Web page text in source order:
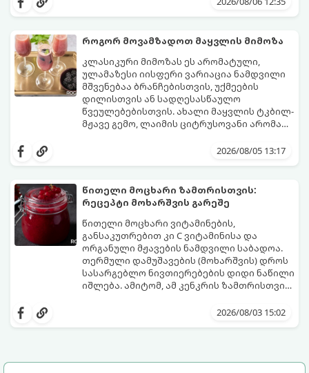
შეწვისას ფორმა იდეალურად შეინარჩუნოს
და არ დაიშალოს.
მომზადების დრო: 20 წუთი (დამატებით
მუხუდოს ჩალბობის დრო: 12-24 საათი)
შეწვის დრო: 10–15 წუთი ულუფა: 20–24 ცალი
ბურთულა (4–6 პორცია)
როგორ მოვამზადოთ მაყვლის მიმოზა
კლასიკური მიმოზას ეს არომატული,
ულამაზესი იისფერი ვარიაცია ნამდვილი
მშვენებაა ბრანჩებისთვის, უქმეების
დილისთვის ან სადღესასწაულო
წვეულებებისთვის. ახალი მაყვლის ტკბილ-
მჟავე გემო, ლაიმის ციტრუსოვანი არომატი
საოცრად დახვეწილ და მაგრილებელ
და მის მომზადებას მინიმალური
პორცია
2026/08/05 13:17
წითელი მოცხარი ზამთრისთვის:
რეცეპტი მოხარშვის გარეშე
წითელი მოცხარი ვიტამინების,
განსაკუთრებით კი C ვიტამინისა და
ორგანული მჟავების ნამდვილი საბადოა.
თერმული დამუშავების (მოხარშვის) დროს
სასარგებლო ნივთიერებების დიდი ნაწილი
იშლება. ამიტომ, ამ კენკრის ზამთრისთვის
მომზადებაა - მოხარშვის გარეშე.
ბუნებრივ, კაშკაშა გემოს, არომატს და
2026/08/03 15:02